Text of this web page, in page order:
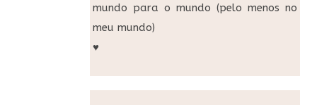
mundo para o mundo (pelo menos no
meu mundo)
♥